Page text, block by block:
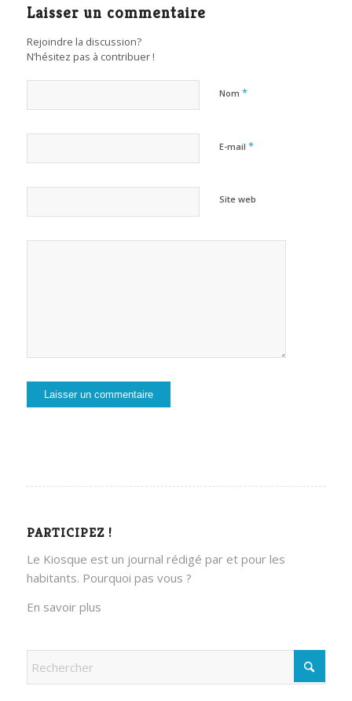
Laisser un commentaire
Rejoindre la discussion?
N’hésitez pas à contribuer !
Nom *
E-mail *
Site web
PARTICIPEZ !
Le Kiosque est un journal rédigé par et pour les
habitants. Pourquoi pas vous ?
En savoir plus